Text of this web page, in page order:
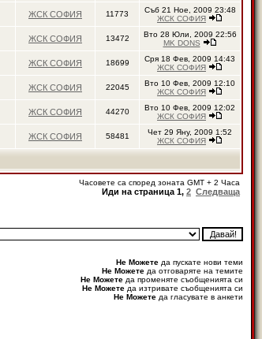
ЖСК СОФИЯ 11773
Съб 21 Ное, 2009 23:48
ЖСК СОФИЯ
ЖСК СОФИЯ 13472
Вто 28 Юли, 2009 22:56
MK DONS
ЖСК СОФИЯ 18699
Сря 18 Фев, 2009 14:43
ЖСК СОФИЯ
ЖСК СОФИЯ 22045
Вто 10 Фев, 2009 12:10
ЖСК СОФИЯ
ЖСК СОФИЯ 44270
Вто 10 Фев, 2009 12:02
ЖСК СОФИЯ
ЖСК СОФИЯ 58481
Чет 29 Яну, 2009 1:52
ЖСК СОФИЯ
Часовете са според зоната GMT + 2 Часа
Иди на страница 1, 2 Следваща
Не Можете да пускате нови теми
Не Можете да отговаряте на темите
Не Можете да променяте съобщенията си
Не Можете да изтривате съобщенията си
Не Можете да гласувате в анкети